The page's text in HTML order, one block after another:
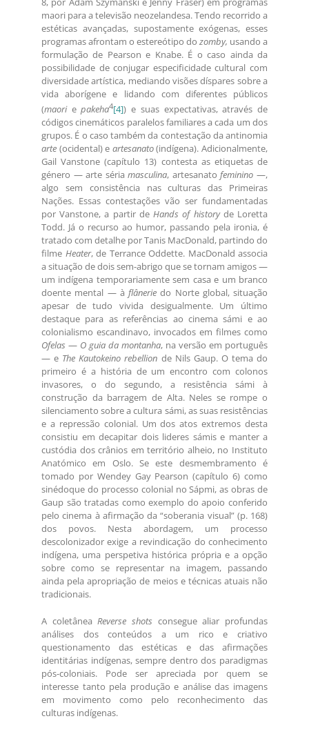
maori para a televisão neozelandesa. Tendo recorrido a
estéticas avançadas, supostamente exógenas, esses
programas afrontam o estereótipo do zomby, usando a
formulação de Pearson e Knabe. É o caso ainda da
possibilidade de conjugar especificidade cultural com
diversidade artística, mediando visões díspares sobre a
vida aborígene e lidando com diferentes públicos
(maoriepakeha4[4]) e suas expectativas, através de
códigos cinemáticos paralelos familiares a cada um dos
grupos. É o caso também da contestação da antinomia
arte (ocidental) e artesanato(indígena). Adicionalmente,
Gail Vanstone (capítulo 13) contesta as etiquetas de
género — arte sériamasculina, artesanatofeminino —,
algo sem consistência nas culturas das Primeiras
Nações. Essas contestações vão ser fundamentadas
por Vanstone, a partir deHands of historyde Loretta
Todd. Já o recurso ao humor, passando pela ironia, é
tratado com detalhe por Tanis MacDonald, partindo do
filme Heater, de Terrance Oddette. MacDonald associa
a situação de dois sem-abrigo que se tornam amigos —
um indígena temporariamente sem casa e um branco
doente mental — à flâneriedo Norte global, situação
apesar de tudo vivida desigualmente. Um último
destaque para as referências ao cinema sámi e ao
colonialismo escandinavo, invocados em filmes como
Ofelas — O guia da montanha, na versão em português
— e The Kautokeino rebellion de Nils Gaup. O tema do
primeiro é a história de um encontro com colonos
invasores, o do segundo, a resistência sámi à
construção da barragem de Alta. Neles se rompe o
silenciamento sobre a cultura sámi, as suas resistências
e a repressão colonial. Um dos atos extremos desta
consistiu em decapitar dois lideres sámis e manter a
custódia dos crânios em território alheio, no Instituto
Anatómico em Oslo. Se este desmembramento é
tomado por Wendey Gay Pearson (capítulo 6) como
sinédoque do processo colonial no Sápmi, as obras de
Gaup são tratadas como exemplo do apoio conferido
pelo cinema à afirmação da “soberania visual” (p. 168)
dos povos. Nesta abordagem, um processo
descolonizador exige a revindicação do conhecimento
indígena, uma perspetiva histórica própria e a opção
sobre como se representar na imagem, passando
ainda pela apropriação de meios e técnicas atuais não
tradicionais.
A coletâneaReverse shots consegue aliar profundas
análises dos conteúdos a um rico e criativo
questionamento das estéticas e das afirmações
identitárias indígenas, sempre dentro dos paradigmas
pós-coloniais. Pode ser apreciada por quem se
interesse tanto pela produção e análise das imagens
em movimento como pelo reconhecimento das
culturas indígenas.